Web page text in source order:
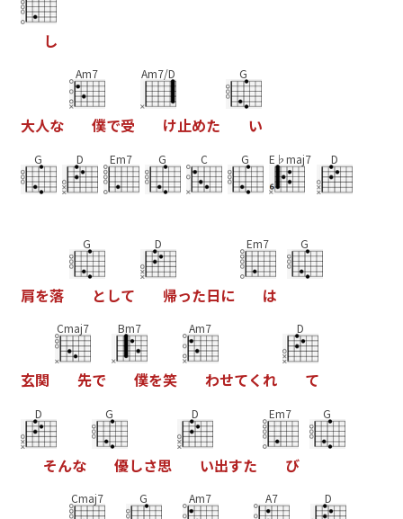
し
大人な
Am7
僕で受
Am7/D
け止めた
G
い
G D Em7 G C G E♭maj7 D
肩を落
G
と して
D
帰った日に
Em7
は
G
玄関
Cmaj7
先で
Bm7
僕を笑
Am7
わせてく れ
D
て
D
そんな
G
優しさ思
D
い出すた
Em7
び
G
Cmaj7 G Am7 A7 D